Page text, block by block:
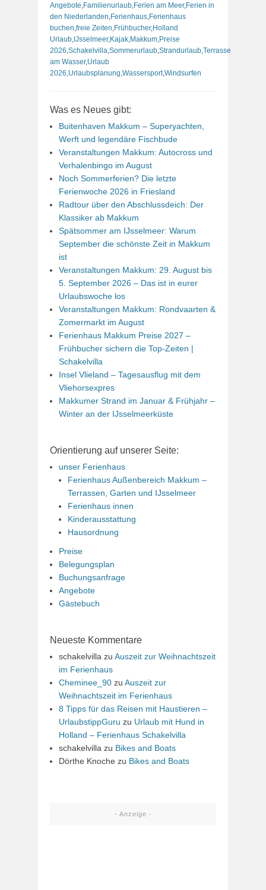
Angebote Familienurlaub Ferien am Meer, Ferien in
den Niederlanden Ferienhaus Ferienhaus
buchen freie Zeiten Frühbucher, Holland
Urlaub IJsselmeer, Kajak Makkum Preise
2026 Schakelvilla Sommerurlaub Strandurlaub Terrasse
am Wasser, Urlaub
2026 Urlaubsplanung Wassersport,Windsurfen
Was es Neues gibt:
Buitenhaven Makkum – Superyachten,
Werft und legendäre Fischbude
Veranstaltungen Makkum: Autocross und
Verhalenbingo im August
Noch Sommerferien? Die letzte
Ferienwoche 2026 in Friesland
Radtour über den Abschlussdeich: Der
Klassiker ab Makkum
Spätsommer am IJsselmeer: Warum
September die schönste Zeit in Makkum
ist
Veranstaltungen Makkum: 29. August bis
5. September 2026 – Das ist in eurer
Urlaubswoche los
Veranstaltungen Makkum: Rondvaarten &
Zomermarkt im August
Ferienhaus Makkum Preise 2027 –
Frühbucher sichern die Top-Zeiten |
Schakelvilla
Insel Vlieland – Tagesausflug mit dem
Vliehorsexpres
Makkumer Strand im Januar & Frühjahr –
Winter an der IJsselmeerküste
Orientierung auf unserer Seite:
unser Ferienhaus
Ferienhaus Außenbereich Makkum –
Terrassen, Garten und IJsselmeer
Ferienhaus innen
Kinderausstattung
Hausordnung
Preise
Belegungsplan
Buchungsanfrage
Angebote
Gästebuch
Neueste Kommentare
schakelvilla zu Auszeit zur Weihnachtszeit
im Ferienhaus
Cheminee_90 zu Auszeit zur
Weihnachtszeit im Ferienhaus
8 Tipps für das Reisen mit Haustieren –
UrlaubstippGuru zu Urlaub mit Hund in
Holland – Ferienhaus Schakelvilla
schakelvilla zu Bikes and Boats
Dörthe Knoche zu Bikes and Boats
- Anzeige -